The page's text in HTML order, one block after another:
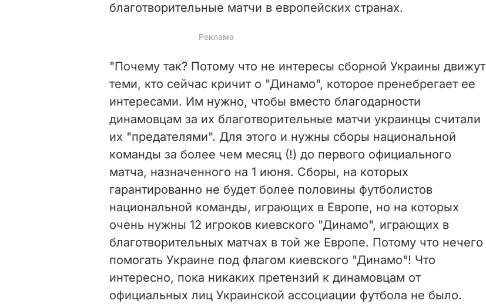
благотворительные матчи в европейских странах.
"Почему так? Потому что не интересы сборной Украины движут
теми, кто сейчас кричит о "Динамо", которое пренебрегает ее
интересами. Им нужно, чтобы вместо благодарности
динамовцам за их благотворительные матчи украинцы считали
их "предателями". Для этого и нужны сборы национальной
команды за более чем месяц (!) до первого официального
матча, назначенного на 1 июня. Сборы, на которых
гарантированно не будет более половины футболистов
национальной команды, играющих в Европе, но на которых
очень нужны 12 игроков киевского "Динамо", играющих в
благотворительных матчах в той же Европе. Потому что нечего
помогать Украине под флагом киевского "Динамо"! Что
интересно, пока никаких претензий к динамовцам от
официальных лиц Украинской ассоциации футбола не было.